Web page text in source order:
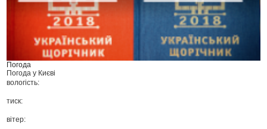
Погода
Погода у Києві
вологість:
тиск:
вітер: